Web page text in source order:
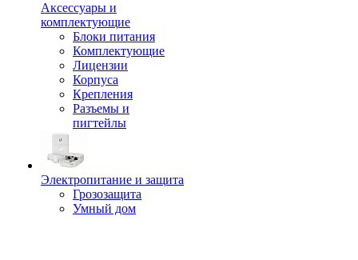
Аксессуары и
комплектующие
Блоки питания
Комплектующие
Лицензии
Корпуса
Крепления
Разъемы и
пигтейлы
Электропитание и защита
Грозозащита
Умный дом